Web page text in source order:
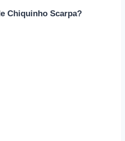
Chiquinho Scarpa?